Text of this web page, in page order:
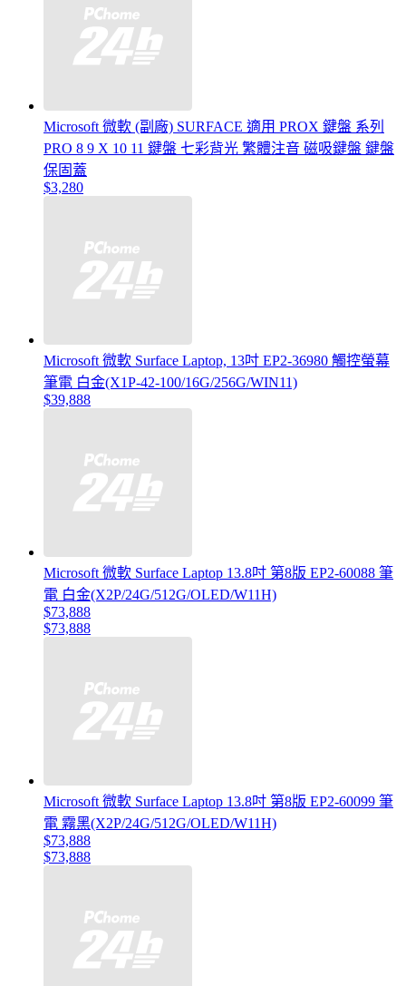
Microsoft 微軟 (副廠) SURFACE 適用 PROX 鍵盤 系列
PRO 8 9 X 10 11 鍵盤 七彩背光 繁體注音 磁吸鍵盤 鍵盤
保固蓋
$3,280
Microsoft 微軟 Surface Laptop, 13吋 EP2-36980 觸控螢幕
筆電 白金(X1P-42-100/16G/256G/WIN11)
$39,888
Microsoft 微軟 Surface Laptop 13.8吋 第8版 EP2-60088 筆
電 白金(X2P/24G/512G/OLED/W11H)
$73,888
$73,888
Microsoft 微軟 Surface Laptop 13.8吋 第8版 EP2-60099 筆
電 霧黑(X2P/24G/512G/OLED/W11H)
$73,888
$73,888